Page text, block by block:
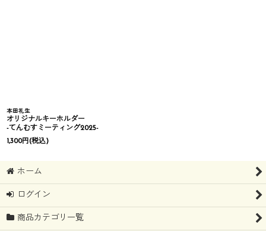
本田礼生
オリジナルキーホルダー
-てんむすミーティング2025-
1,300円(税込)
ホーム
ログイン
商品カテゴリ一覧